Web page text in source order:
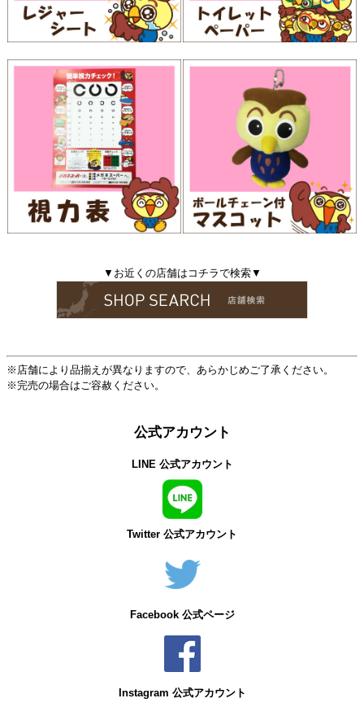
▼お近くの店舗はコチラで検索▼
※店舗により品揃えが異なりますので、あらかじめご了承ください。
※完売の場合はご容赦ください。
公式アカウント
LINE 公式アカウント
Twitter 公式アカウント
Facebook 公式ページ
Instagram 公式アカウント